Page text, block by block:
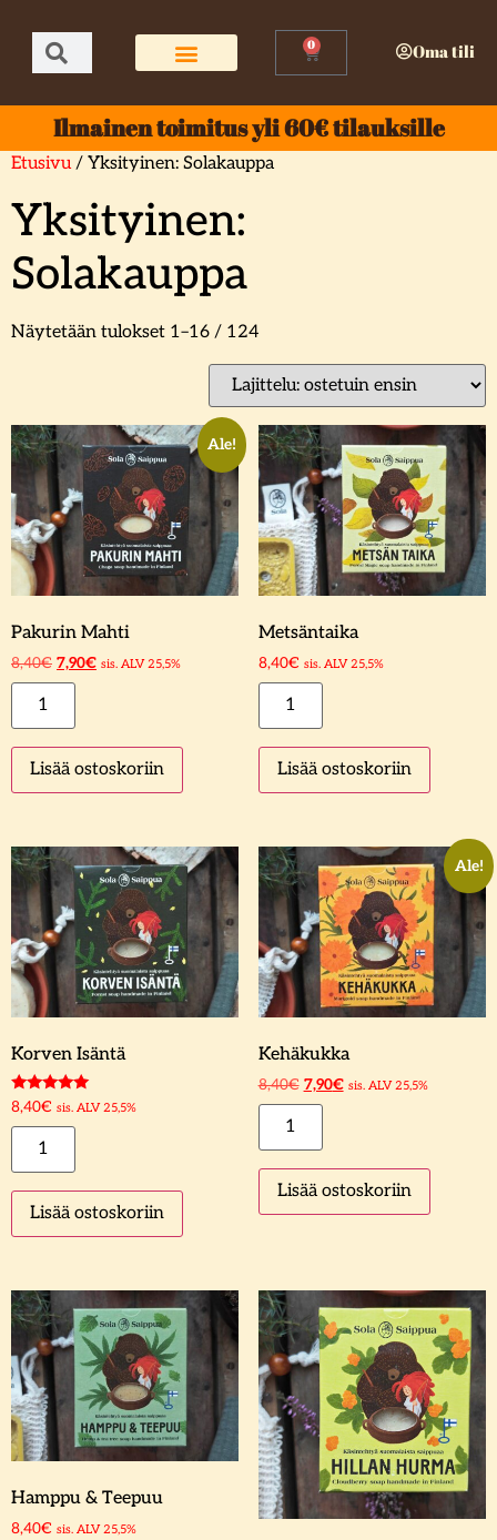
0 Oma tili
Ilmainen toimitus yli 60€ tilauksille
Etusivu/ Yksityinen: Solakauppa
Yksityinen:
Solakauppa
Näytetään tulokset 1–16 / 124
Ale!
Pakurin Mahti
8,40€ 7,90€ sis. ALV 25,5%
Lisää ostoskoriin
Metsäntaika
8,40€ sis. ALV 25,5%
Lisää ostoskoriin
Korven Isäntä
Arvostelu
tuotteesta:
5.00
8,40€ sis. ALV 25,5%
Lisää ostoskoriin
Ale!
Kehäkukka
8,40€ 7,90€ sis. ALV 25,5%
Lisää ostoskoriin
Hamppu & Teepuu
8,40€ sis. ALV 25,5%